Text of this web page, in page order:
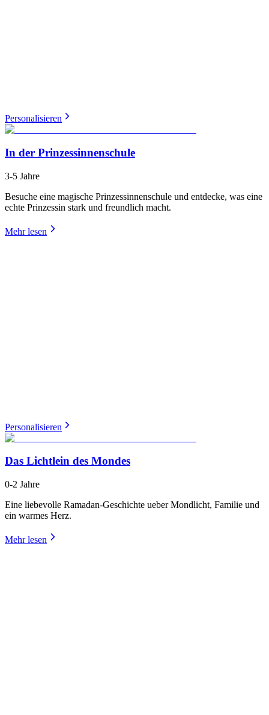
Personalisieren
In der Prinzessinnenschule
3-5 Jahre
Besuche eine magische Prinzessinnenschule und entdecke, was eine
echte Prinzessin stark und freundlich macht.
Mehr lesen
Personalisieren
Das Lichtlein des Mondes
0-2 Jahre
Eine liebevolle Ramadan-Geschichte ueber Mondlicht, Familie und
ein warmes Herz.
Mehr lesen